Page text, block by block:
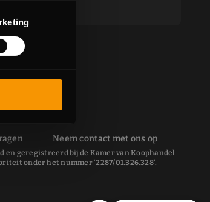
Neem contact met ons op
en geregistreerd bij de Kamer van Koophandel
onder het nummer ‘2287/01.326.328’.